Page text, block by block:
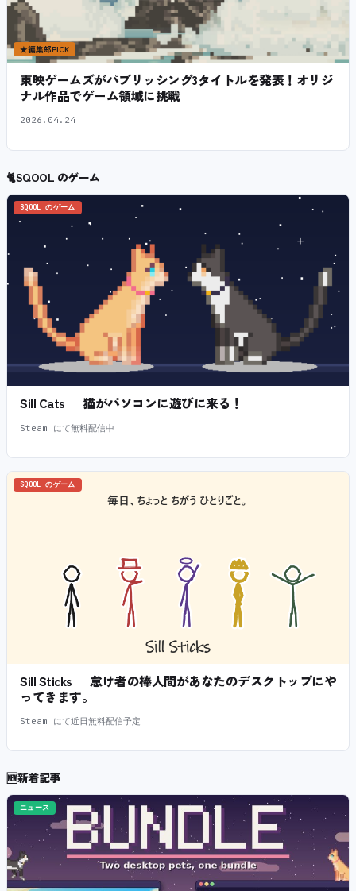
★編集部PICK
東映ゲームズがパブリッシング3タイトルを発表！オリジ
ナル作品でゲーム領域に挑戦
2026.04.24
🐈SQOOL のゲーム
SQOOL のゲーム
Sill Cats — 猫がパソコンに遊びに来る！
Steam にて無料配信中
SQOOL のゲーム
Sill Sticks — 怠け者の棒人間があなたのデスクトップにや
ってきます。
Steam にて近日無料配信予定
🆕新着記事
ニュース